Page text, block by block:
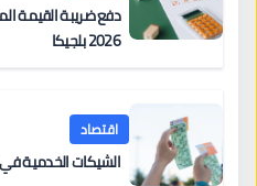
دفع ضريبة القيمة
2026 بلجيكا
اقتصاد
الشيكات الخدمية في